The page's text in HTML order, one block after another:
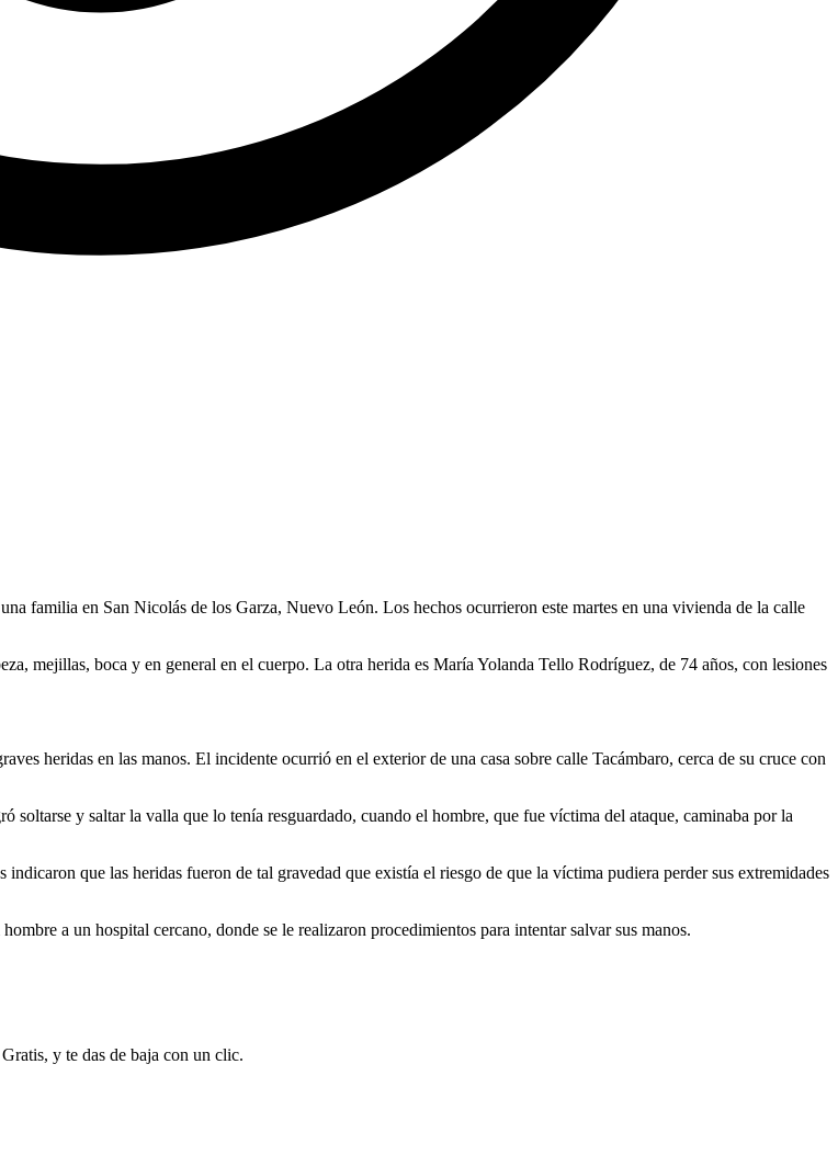
familia en San Nicolás de los Garza, Nuevo León. Los hechos ocurrieron este martes en una vivienda de la calle
mejillas, boca y en general en el cuerpo. La otra herida es María Yolanda Tello Rodríguez, de 74 años, con lesiones
heridas en las manos. El incidente ocurrió en el exterior de una casa sobre calle Tacámbaro, cerca de su cruce con
soltarse y saltar la valla que lo tenía resguardado, cuando el hombre, que fue víctima del ataque, caminaba por la
que las heridas fueron de tal gravedad que existía el riesgo de que la víctima pudiera perder sus extremidades
a un hospital cercano, donde se le realizaron procedimientos para intentar salvar sus manos.
y te das de baja con un clic.